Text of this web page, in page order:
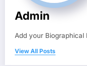
Admin
Add your Biographical
View All Posts